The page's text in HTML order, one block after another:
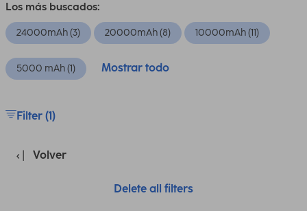
Los más buscados:
24000mAh (3) 20000mAh (8) 10000mAh (11)
5000 mAh (1) Mostrar todo
Filter (1)
Volver
Delete all filters